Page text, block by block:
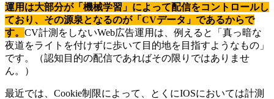
運用は大部分が「機械学習」によって配信をコントロールし
ており、その源泉となるのが「CVデータ」であるからで
す。 CV計測をしないWeb広告運用は、例えると「真っ暗な
夜道をライトを付けずに歩いて目的地を目指すようなもの」
です。（認知目的の配信であればその限りではありませ
ん。）
最近では、Cookie制限によって、とくにIOSにおいては計測